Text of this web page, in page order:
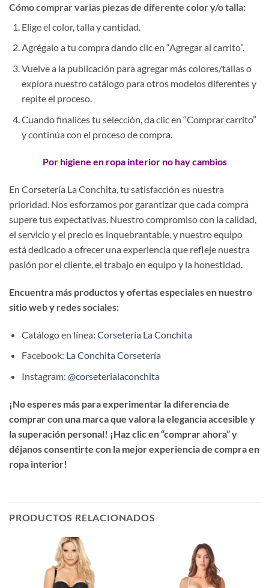
Cómo comprar varias piezas de diferente color y/o talla:
Elige el color, talla y cantidad.
Agrégalo a tu compra dando clic en “Agregar al carrito”.
Vuelve a la publicación para agregar más colores/tallas o
explora nuestro catálogo para otros modelos diferentes y
repite el proceso.
Cuando finalices tu selección, da clic en “Comprar carrito”
y continúa con el proceso de compra.
Por higiene en ropa interior no hay cambios
En Corsetería La Conchita, tu satisfacción es nuestra
prioridad. Nos esforzamos por garantizar que cada compra
supere tus expectativas. Nuestro compromiso con la calidad,
el servicio y el precio es inquebrantable, y nuestro equipo
está dedicado a ofrecer una experiencia que refleje nuestra
pasión por el cliente, el trabajo en equipo y la honestidad.
Encuentra más productos y ofertas especiales en nuestro
sitio web y redes sociales:
Catálogo en línea: Corsetería La Conchita
Facebook: La Conchita Corsetería
Instagram: @corseterialaconchita
¡No esperes más para experimentar la diferencia de
comprar con una marca que valora la elegancia accesible y
la superación personal! ¡Haz clic en “comprar ahora” y
déjanos consentirte con la mejor experiencia de compra en
ropa interior!
PRODUCTOS RELACIONADOS